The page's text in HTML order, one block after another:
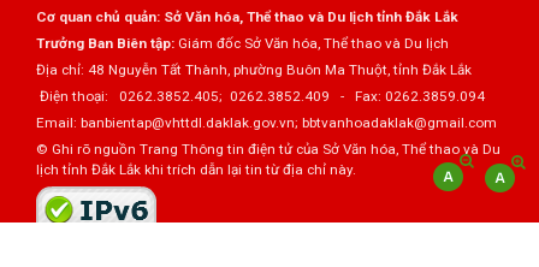
Cơ quan chủ quản: Sở Văn hóa, Thể thao và Du lịch tỉnh Đắk Lắk
Trưởng Ban Biên tập: Giám đốc Sở Văn hóa, Thể thao và Du lịch
Địa chỉ: 48 Nguyễn Tất Thành, phường Buôn Ma Thuột, tỉnh Đắk Lắk
Điện thoại: 0262.3852.405; 0262.3852.409 - Fax: 0262.3859.094
Email: banbientap@vhttdl.daklak.gov.vn; bbtvanhoadaklak@gmail.com
© Ghi rõ nguồn Trang Thông tin điện tử của Sở Văn hóa, Thể thao và Du
lịch tỉnh Đắk Lắk khi trích dẫn lại tin từ địa chỉ này.